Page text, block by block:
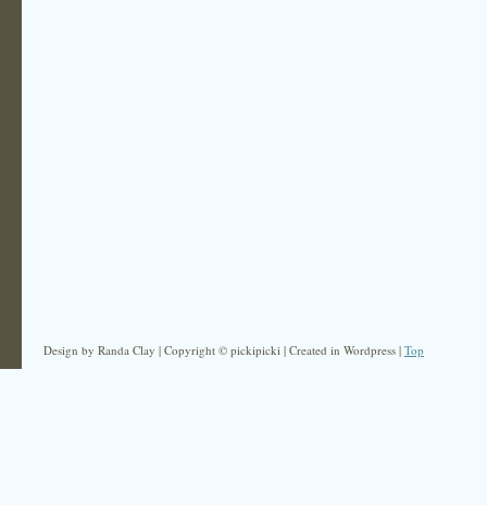
Design by Randa Clay | Copyright © pickipicki | Created in Wordpress | Top